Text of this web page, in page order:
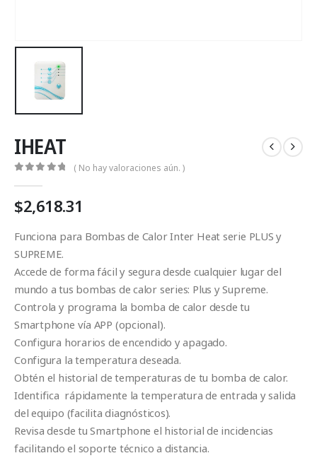
IHEAT
( No hay valoraciones aún. )
$2,618.31
Funciona para Bombas de Calor Inter Heat serie PLUS y
SUPREME.
Accede de forma fácil y segura desde cualquier lugar del
mundo a tus bombas de calor series: Plus y Supreme.
Controla y programa la bomba de calor desde tu
Smartphone vía APP (opcional).
Configura horarios de encendido y apagado.
Configura la temperatura deseada.
Obtén el historial de temperaturas de tu bomba de calor.
Identifica rápidamente la temperatura de entrada y salida
del equipo (facilita diagnósticos).
Revisa desde tu Smartphone el historial de incidencias
facilitando el soporte técnico a distancia.